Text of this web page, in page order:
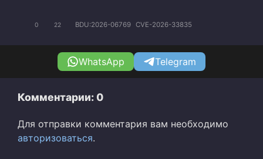
0 22 BDU:2026-06769 CVE-2026-33835
WhatsApp Telegram
Комментарии: 0
Для отправки комментария вам необходимо
авторизоваться.